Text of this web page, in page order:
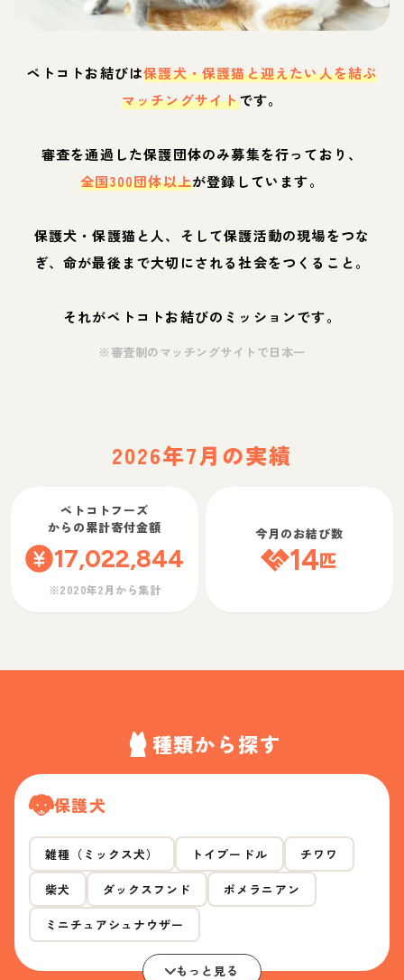
ペトコトお結びは保護犬・保護猫と迎えたい人を結ぶ
マッチングサイトです。
審査を通過した保護団体のみ募集を行っており、
全国300団体以上が登録しています。
保護犬・保護猫と人、そして保護活動の現場をつな
ぎ、命が最後まで大切にされる社会をつくること。
それがペトコトお結びのミッションです。
※審査制のマッチングサイトで日本一
2026年7月の実績
ペトコトフーズ
からの累計寄付金額
17,022,844
※2020年2月から集計
今月のお結び数
14匹
種類から探す
保護犬
雑種（ミックス犬） トイプードル チワワ
柴犬 ダックスフンド ポメラニアン
ミニチュアシュナウザー
もっと見る